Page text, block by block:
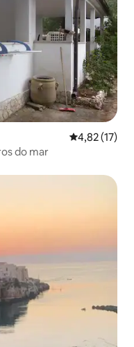
4,82 de uma
4,82 (17)
do mar